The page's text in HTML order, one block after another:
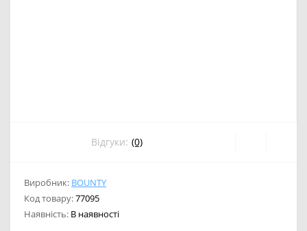
Відгуки: (0)
Виробник: BOUNTY
Код товару:77095
Наявність: В наявності